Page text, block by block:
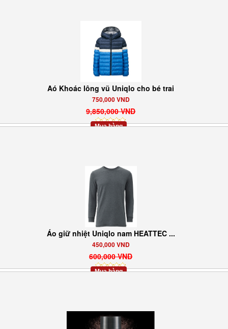
Aó Khoác lông vũ Uniqlo cho bé trai
750,000 VND
9,850,000 VND
Mua hàng
Áo giữ nhiệt Uniqlo nam HEATTEC ...
450,000 VND
600,000 VND
Mua hàng